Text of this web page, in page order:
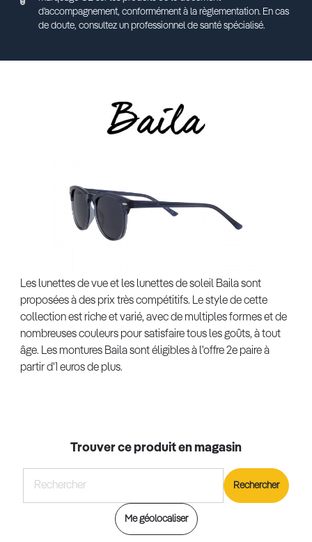
d’accompagnement, conformément à la règlementation. En cas
de doute, consultez un professionnel de santé spécialisé.
Les lunettes de vue et les lunettes de soleil Baila sont
proposées à des prix très compétitifs. Le style de cette
collection est riche et varié, avec de multiples formes et de
nombreuses couleurs pour satisfaire tous les goûts, à tout
âge. Les montures Baila sont éligibles à l'offre 2e paire à
partir d'1 euros de plus.
Trouver ce produit en magasin